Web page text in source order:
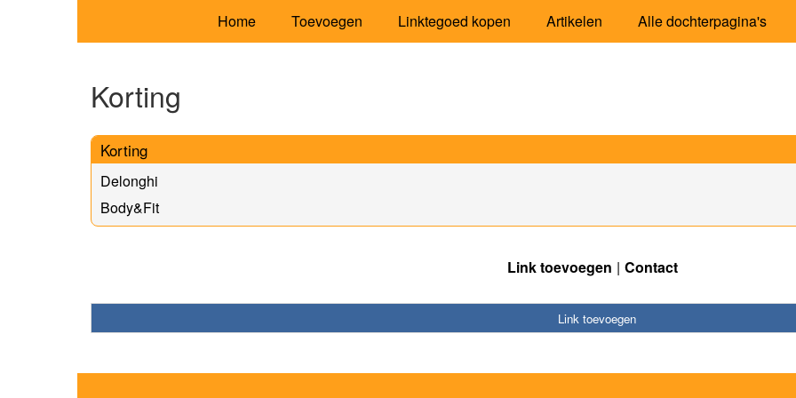
Home Toevoegen Linktegoed kopen Artikelen Alle dochterpagina's
Korting
Korting
Delonghi
Body&Fit
Link toevoegen Contact
Link toevoegen